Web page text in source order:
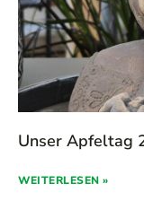
Unser Apfeltag
WEITERLESEN »